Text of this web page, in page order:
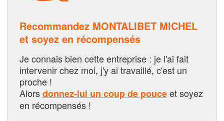
Recommandez MONTALIBET MICHEL
et soyez en récompensés
Je connais bien cette entreprise : je l'ai fait
intervenir chez moi, j'y ai travaillé, c'est un
proche !
Alorsdonnez-lui un coup de pouceet soyez
en récompensés !